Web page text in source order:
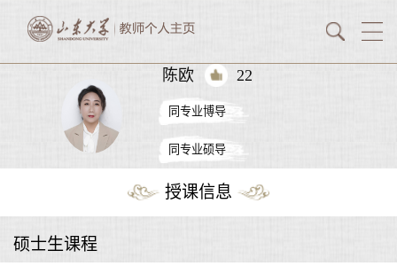
陈欧 22
同专业博导
同专业硕导
授课信息
硕士生课程